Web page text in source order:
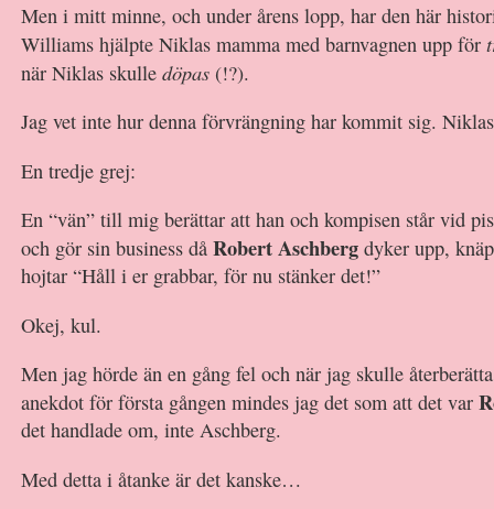
Men i mitt minne, och under årens lopp, har den här
Williams hjälpte Niklas mamma med barnvagnen upp för
när Niklas skulle döpas (!?).
Jag vet inte hur denna förvrängning har kommit sig.
En tredje grej:
En “vän” till mig berättar att han och kompisen står vid
och gör sin business då Robert Aschberg dyker upp,
hojtar “Håll i er grabbar, för nu stänker det!”
Okej, kul.
Men jag hörde än en gång fel och när jag skulle
anekdot för första gången mindes jag det som att det var
det handlade om, inte Aschberg.
Med detta i åtanke är det kanske…